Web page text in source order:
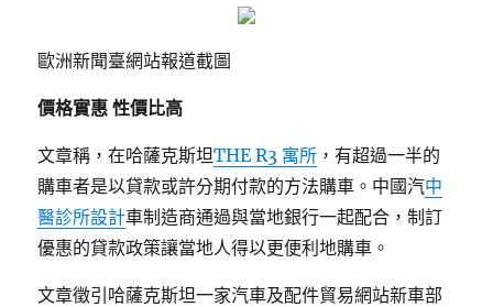
歐洲新聞臺網站報道截圖
價格實惠 性價比高
文章稱，在哈薩克斯坦THE R3 寓所 ，有超過一半的
購車者是以貸款或許分期付款的方法購車。中國汽中
醫診所設計車制造商通過與當地銀行一起配合，制訂
優惠的貸款政策讓當地人得以更便利地購車。
文章徵引哈薩克斯坦一家汽車及配件貿易網站新車部